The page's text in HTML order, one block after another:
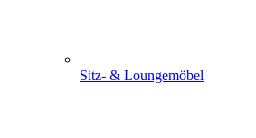
Sitz- & Loungemöbel